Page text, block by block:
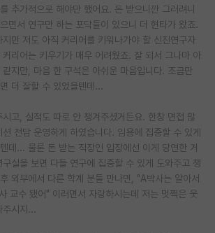
추가적으로 해야만 했어요. 돈 받으니깐 그러려니
면서 연구만 하는 포닥들이 있으니 더 현타가 왔죠.
만 저도 아직 커리어를 키워나가야 할 신진연구자
리어는 키우기가 매우 어려웠죠. 잘 되서 그나마 아
지만, 마음 한 구석은 아쉬운 마음입니다. 조금만
더 잘할 수 있었을텐데...
고, 실적도 따로 안 챙겨주셨거든요. 한창 면접 많
전담 운영하게 하였습니다. 임용에 집중할 수 있게
데... 물론 돈 받는 직장인 입장에선 이게 당연한 거
실을 보면 다들 연구에 집중할 수 있게 도와주고 챙
외부에서 다른 학계 분들 만나면, "A박사는 알아서
교수 됐어" 이러면서 자랑하시는데 저는 멋쩍은 웃
시지...